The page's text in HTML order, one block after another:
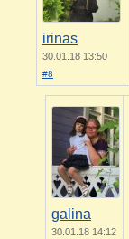
irinas
30.01.18 13:50
#8
galina
30.01.18 14:12